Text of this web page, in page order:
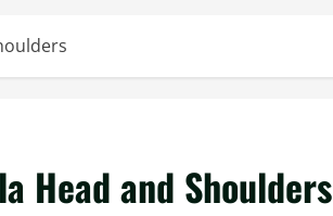
Head and Shoulders